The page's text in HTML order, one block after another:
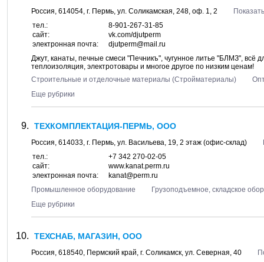
Россия, 614054, г. Пермь, ул. Соликамская, 248, оф. 1, 2
тел.:
8-901-267-31-85
сайт:
vk.com/djutperm
электронная почта:
djutperm@mail.ru
Джут, канаты, печные смеси "Печникъ", чугунное литье "БЛМЗ", всё
теплоизоляция, электротовары и многое другое по низким ценам!
Строительные и отделочные материалы (Стройматериалы)
Еще рубрики
ТЕХКОМПЛЕКТАЦИЯ-ПЕРМЬ, ООО
Россия, 614033, г. Пермь, ул. Васильева, 19, 2 этаж (офис-склад)
тел.:
+7 342 270-02-05
сайт:
www.kanat.perm.ru
электронная почта:
kanat@perm.ru
Промышленное оборудование
Грузоподъемное, складское
Еще рубрики
ТЕХСНАБ, МАГАЗИН, ООО
Россия, 618540, Пермский край, г. Соликамск, ул. Северная, 40